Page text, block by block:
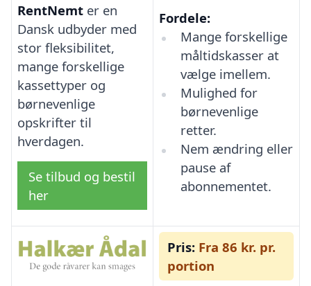
RentNemt er en
Dansk udbyder med
stor fleksibilitet,
mange forskellige
kassettyper og
børnevenlige
opskrifter til
hverdagen.
Se tilbud og bestil
her
Fordele:
Mange forskellige
måltidskasser at
vælge imellem.
Mulighed for
børnevenlige
retter.
Nem ændring eller
pause af
abonnementet.
Pris: Fra 86 kr. pr.
portion